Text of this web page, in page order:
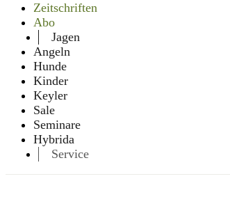
Zeitschriften
Abo
Jagen
Angeln
Hunde
Kinder
Keyler
Sale
Seminare
Hybrida
Service